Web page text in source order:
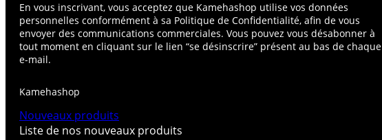
En vous inscrivant, vous acceptez que Kamehashop utilise vos données
personnelles conformément à sa Politique de Confidentialité, afin de vous
envoyer des communications commerciales. Vous pouvez vous désabonner à
tout moment en cliquant sur le lien “se désinscrire” présent au bas de chaque
e-mail.
Kamehashop
Nouveaux produits
Liste de nos nouveaux produits